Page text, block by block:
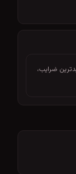
جدیدترین ضرایب،